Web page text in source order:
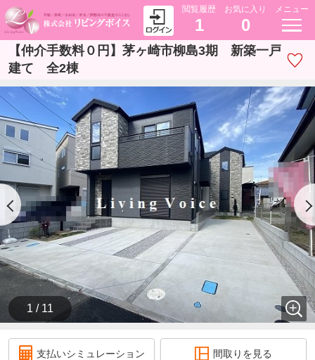
閲覧履歴
1
お気に入り
0
メニュー
【仲介手数料０円】茅ヶ崎市柳島3期 新築一戸
建て 全2棟
1 / 11
支払いシミュレーション 間取りを見る